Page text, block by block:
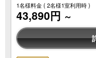
1名様料金( 2名様1室利用時 )
43,890円 ～